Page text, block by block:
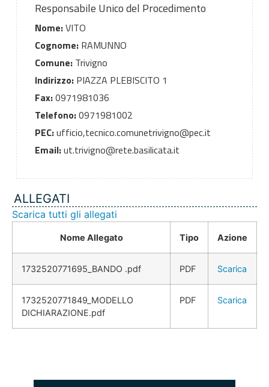
Responsabile Unico del Procedimento
Nome:VITO
Cognome:RAMUNNO
Comune:Trivigno
Indirizzo:PIAZZA PLEBISCITO 1
Fax:0971981036
Telefono:0971981002
PEC:ufficio,tecnico.comunetrivigno@pec.it
Email:ut.trivigno@rete.basilicata.it
ALLEGATI
Scarica tutti gli allegati
Nome Allegato Tipo Azione
1732520771695_BANDO .pdf PDF Scarica
1732520771849_MODELLO
DICHIARAZIONE.pdf
PDF Scarica